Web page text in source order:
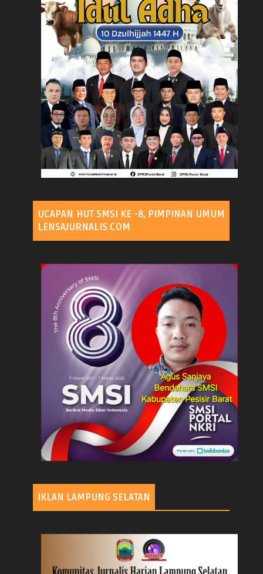
UCAPAN HUT SMSI KE -8, PIMPINAN UMUM
LENSAJURNALIS.COM
IKLAN LAMPUNG SELATAN